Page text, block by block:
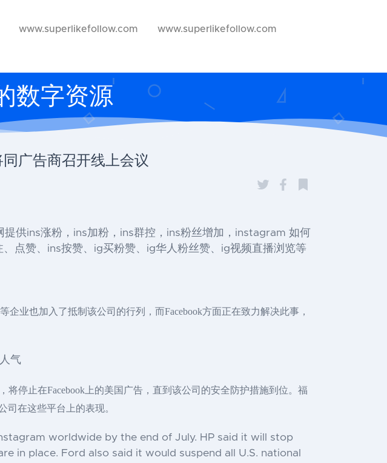
www.superlikefollow.com www.superlikefollow.com
数字资源
广告商召开线上会议
供ins涨粉，ins加粉，ins群控，ins粉丝增加，instagram 如何
点赞、ins按赞、ig买粉赞、ig华人粉丝赞、ig视频直播浏览等
业也加入了抵制该公司的行列，而Facebook方面正在致力解决此事，
将停止在Facebook上的美国广告，直到该公司的安全防护措施到位。福
司在这些平台上的表现。
worldwide by the end of July. HP said it will stop
in place. Ford also said it would suspend all U.S. national